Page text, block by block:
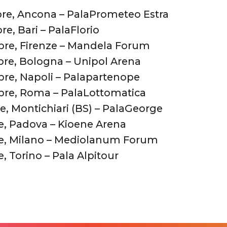
Ancona – PalaPrometeo Estra
Bari – PalaFlorio
Firenze – Mandela Forum
Bologna – Unipol Arena
Napoli – Palapartenope
Roma – PalaLottomatica
Montichiari (BS) – PalaGeorge
Padova – Kioene Arena
Milano – Mediolanum Forum
Torino – Pala Alpitour